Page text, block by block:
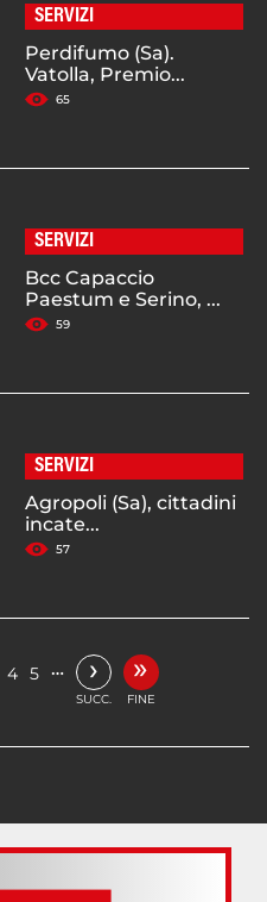
SERVIZI
Perdifumo (Sa).
Vatolla, Premio...
65
SERVIZI
Bcc Capaccio
Paestum e Serino, ...
59
SERVIZI
Agropoli (Sa), cittadini
incate...
57
4 5 … ›
SUCC.
»
FINE